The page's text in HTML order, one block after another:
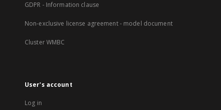
GDPR - Information clause
Non-exclusive license agreement - model document
Cluster WMBC
User's account
Log in